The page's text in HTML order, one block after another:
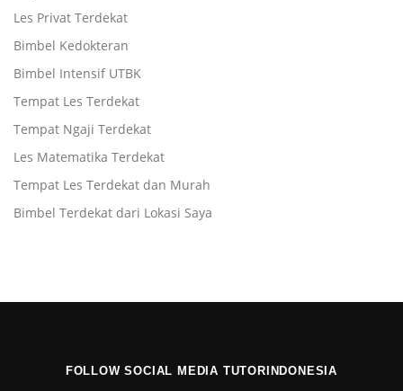
Les Privat Terdekat
Bimbel Kedokteran
Bimbel Intensif UTBK
Tempat Les Terdekat
Tempat Ngaji Terdekat
Les Matematika Terdekat
Tempat Les Terdekat dan Murah
Bimbel Terdekat dari Lokasi Saya
FOLLOW SOCIAL MEDIA TUTORINDONESIA